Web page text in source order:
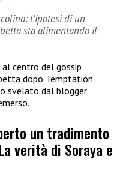
l’ipotesi di un
sta alimentando il
centro del gossip
dopo Temptation
svelato dal blogger
un tradimento
verità di Soraya e